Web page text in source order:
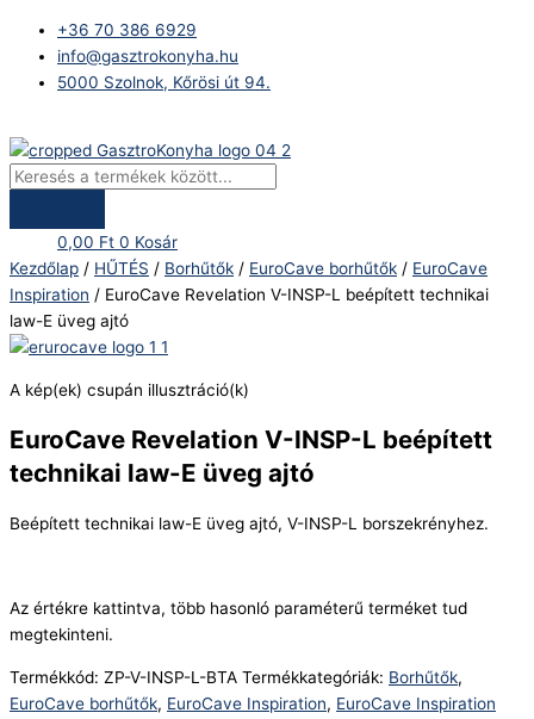
content
+36 70 386 6929
info@gasztrokonyha.hu
5000 Szolnok, Kőrösi út 94.
search
0,00 Ft 0 Kosár
Kezdőlap / HŰTÉS / Borhűtők / EuroCave borhűtők / EuroCave
Inspiration / EuroCave Revelation V-INSP-L beépített technikai
law-E üveg ajtó
A kép(ek) csupán illusztráció(k)
EuroCave Revelation V-INSP-L beépített
technikai law-E üveg ajtó
Beépített technikai law-E üveg ajtó, V-INSP-L borszekrényhez.
Az értékre kattintva, több hasonló paraméterű terméket tud
megtekinteni.
Termékkód: ZP-V-INSP-L-BTA Termékkategóriák: Borhűtők,
EuroCave borhűtők, EuroCave Inspiration, EuroCave Inspiration
Revelation
V-
INSP-
beépített
technikai
law-
üveg
ajtó
mennyiség